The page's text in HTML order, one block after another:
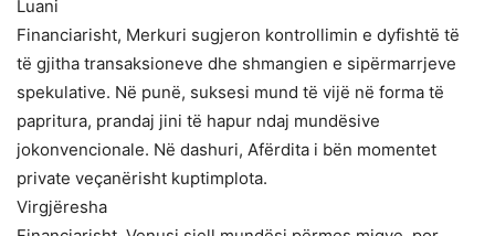
Luani
Financiarisht, Merkuri sugjeron kontrollimin e dyfishtë të
të gjitha transaksioneve dhe shmangien e sipërmarrjeve
spekulative. Në punë, suksesi mund të vijë në forma të
papritura, prandaj jini të hapur ndaj mundësive
jokonvencionale. Në dashuri, Afërdita i bën momentet
private veçanërisht kuptimplota.
Virgjëresha